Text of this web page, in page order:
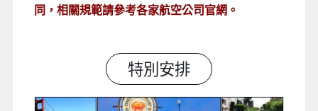
同，相關規範請參考各家航空公司官網。
特別安排